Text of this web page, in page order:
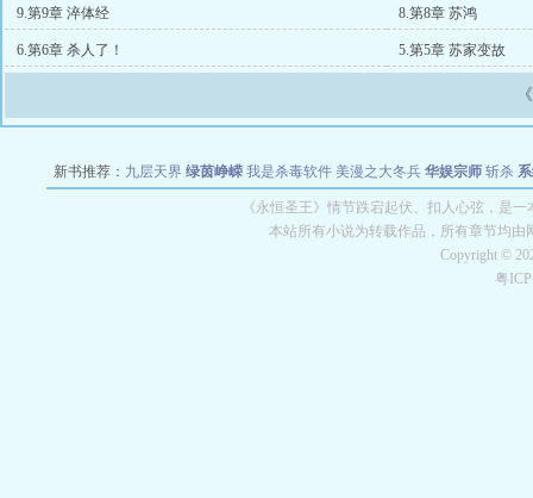
9.第9章 淬体经 8.第8章 苏鸿
6.第6章 杀人了！ 5.第5章 苏家变故
新书推荐： 九层天界 绿茵峥嵘 我是杀毒软件 美漫之大冬兵 华娱宗师 斩杀
教练万岁 都市全能巨星 绝对交易 全职武神 位面复
《永恒圣王》情节跌宕起伏、扣人心弦，是
本站所有小说为转载作品，所有章节均
Copyright ©
粤